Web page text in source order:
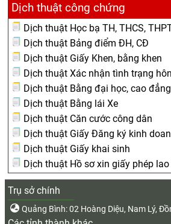
Dịch thuật công chứng
Dịch thuật Học bạ TH, THCS,
Dịch thuật Bảng điểm ĐH, CĐ
Dịch thuật Giấy Khen, bằng khen
Dịch thuật Xác nhận tình trạng
Dịch thuật Bằng đại học, cao đẳng
Dịch thuật Bằng lái Xe
Dịch thuật Căn cước công dân
Dịch thuật Giấy Đăng ký kinh
Dịch thuật Giấy khai sinh
Dịch thuật Hồ sơ xin giấy phép
Trụ sở chính
Quảng Bình: 02 Hoàng Diệu, Nam Lý,